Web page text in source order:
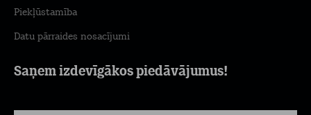
Saņem izdevīgākos piedāvājumus!
Piekļūstamība
Datu pārraides nosacījumi